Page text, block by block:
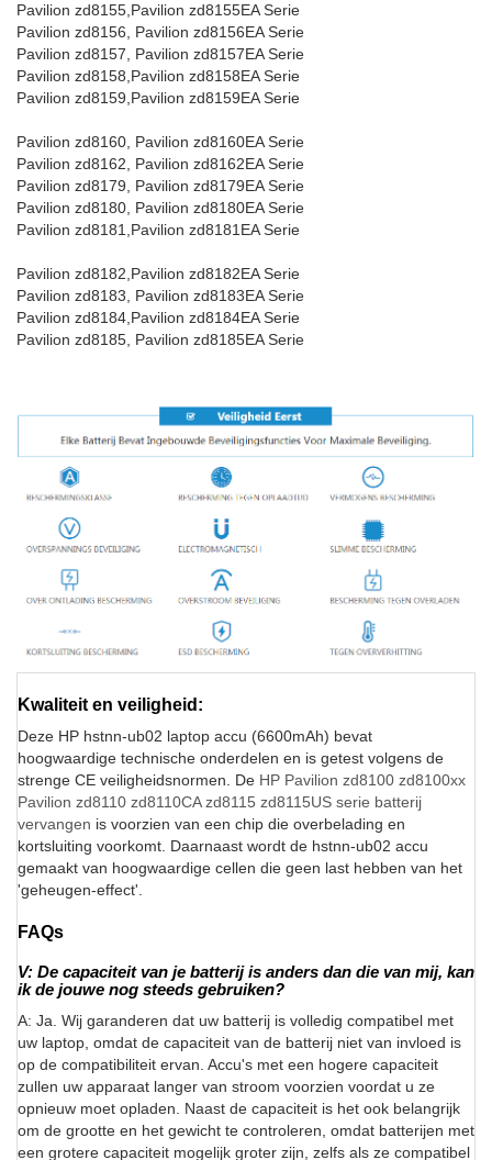
Pavilion zd8155,Pavilion zd8155EA Serie
Pavilion zd8156, Pavilion zd8156EA Serie
Pavilion zd8157, Pavilion zd8157EA Serie
Pavilion zd8158,Pavilion zd8158EA Serie
Pavilion zd8159,Pavilion zd8159EA Serie
Pavilion zd8160, Pavilion zd8160EA Serie
Pavilion zd8162, Pavilion zd8162EA Serie
Pavilion zd8179, Pavilion zd8179EA Serie
Pavilion zd8180, Pavilion zd8180EA Serie
Pavilion zd8181,Pavilion zd8181EA Serie
Pavilion zd8182,Pavilion zd8182EA Serie
Pavilion zd8183, Pavilion zd8183EA Serie
Pavilion zd8184,Pavilion zd8184EA Serie
Pavilion zd8185, Pavilion zd8185EA Serie
Kwaliteit en veiligheid:
Deze HP hstnn-ub02 laptop accu (6600mAh) bevat
hoogwaardige technische onderdelen en is getest volgens de
strenge CE veiligheidsnormen. De HP Pavilion zd8100 zd8100xx
Pavilion zd8110 zd8110CA zd8115 zd8115US serie batterij
vervangen is voorzien van een chip die overbelading en
kortsluiting voorkomt. Daarnaast wordt de hstnn-ub02 accu
gemaakt van hoogwaardige cellen die geen last hebben van het
'geheugen-effect'.
FAQs
V: De capaciteit van je batterij is anders dan die van mij, kan
ik de jouwe nog steeds gebruiken?
A: Ja. Wij garanderen dat uw batterij is volledig compatibel met
uw laptop, omdat de capaciteit van de batterij niet van invloed is
op de compatibiliteit ervan. Accu's met een hogere capaciteit
zullen uw apparaat langer van stroom voorzien voordat u ze
opnieuw moet opladen. Naast de capaciteit is het ook belangrijk
om de grootte en het gewicht te controleren, omdat batterijen met
een grotere capaciteit mogelijk groter zijn, zelfs als ze compatibel